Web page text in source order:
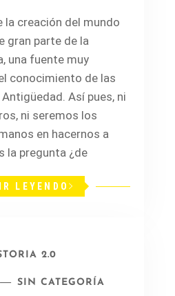
la creación del mundo
gran parte de la
una fuente muy
conocimiento de las
Así pues, ni
ni seremos los
en hacernos a
la pregunta ¿de
LEYENDO
2.0
SIN CATEGORÍA